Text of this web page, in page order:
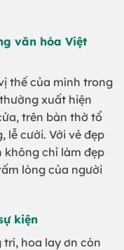
văn hóa Việt
thế của mình trong
xuất hiện
trên bàn thờ tổ
lễ cưới. Với vẻ đẹp
không chỉ làm đẹp
lòng của người
kiện
hoa lay ơn còn